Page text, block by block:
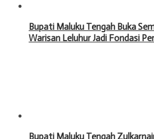
Bupati Maluku Tengah Buka
Warisan Leluhur Jadi Fondasi
Bupati Maluku Tengah